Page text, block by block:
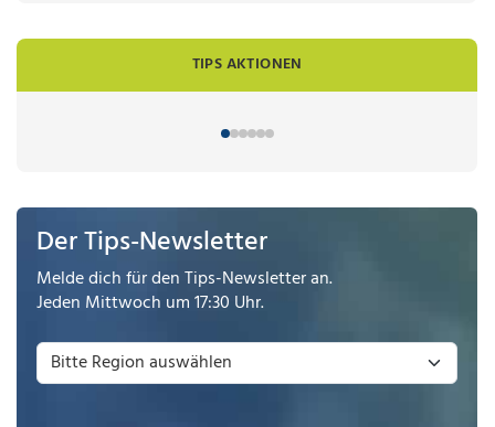
TIPS AKTIONEN
Der Tips-Newsletter
Melde dich für den Tips-Newsletter an.
Jeden Mittwoch um 17:30 Uhr.